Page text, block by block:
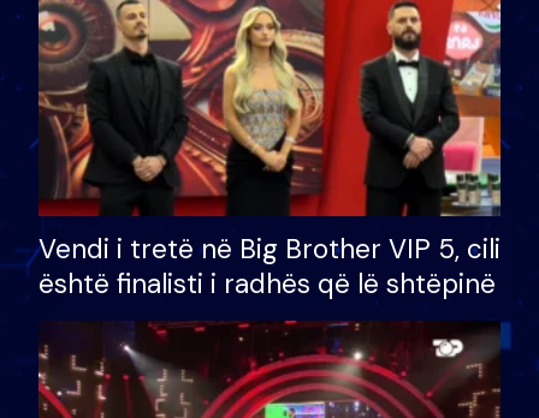
Vendi i tretë në Big Brother VIP 5, cili
është finalisti i radhës që lë shtëpinë